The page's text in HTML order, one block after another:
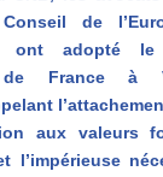
de
ont adopté
de France à
aux valeurs
l’impérieuse